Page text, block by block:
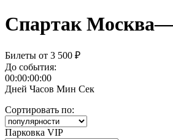
Спартак Москва
Билеты от 3 500 ₽
До события:
00:00:00:00
Дней Часов Мин Сек
Сортировать по:
Парковка VIP